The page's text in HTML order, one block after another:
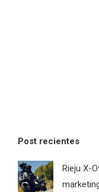
Post recientes
Rieju X-